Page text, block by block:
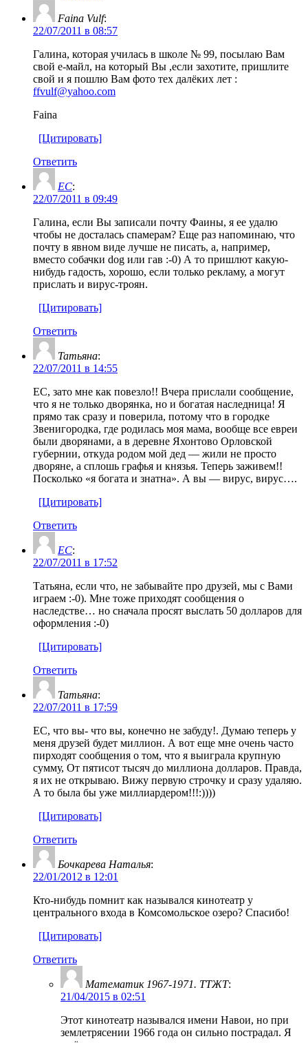
Faina Vulf:
22/07/2011 в 08:57
Галина, которая училась в школе № 99, посылаю Вам
свой е-майл, на который Вы ,если захотите, пришлите
свой и я пошлю Вам фото тех далёких лет :
ffvulf@yahoo.com
Faina
[Цитировать]
Ответить
ЕС:
22/07/2011 в 09:49
Галина, если Вы записали почту Фаины, я ее удалю
чтобы не досталась спамерам? Еще раз напоминаю, что
почту в явном виде лучше не писать, а, например,
вместо собачки dog или гав :-0) А то пришлют какую-
нибудь гадость, хорошо, если только рекламу, а могут
прислать и вирус-троян.
[Цитировать]
Ответить
Татьяна:
22/07/2011 в 14:55
ЕС, зато мне как повезло!! Вчера прислали сообщение,
что я не только дворянка, но и богатая наследница! Я
прямо так сразу и поверила, потому что в городке
Звенигородка, где родилась моя мама, вообще все евреи
были дворянами, а в деревне Яхонтово Орловской
губернии, откуда родом мой дед — жили не просто
дворяне, а сплошь графья и князья. Теперь заживем!!
Посколько «я богата и знатна». А вы — вирус, вирус….
[Цитировать]
Ответить
ЕС:
22/07/2011 в 17:52
Татьяна, если что, не забывайте про друзей, мы с Вами
играем :-0). Мне тоже приходят сообщения о
наследстве… но сначала просят выслать 50 долларов для
оформления :-0)
[Цитировать]
Ответить
Татьяна:
22/07/2011 в 17:59
ЕС, что вы- что вы, конечно не забуду!. Думаю теперь у
меня друзей будет миллион. А вот еще мне очень часто
пирходят сообщения о том, что я выиграла крупную
сумму, От пятисот тысяч до миллиона долларов. Правда,
я их не открываю. Вижу первую строчку и сразу удаляю.
А то была бы уже миллиардером!!!:))))
[Цитировать]
Ответить
Бочкарева Наталья:
22/01/2012 в 12:01
Кто-нибудь помнит как назывался кинотеатр у
центрального входа в Комсомольское озеро? Спасибо!
[Цитировать]
Ответить
Математик 1967-1971. ТТЖТ:
21/04/2015 в 02:51
Этот кинотеатр назывался имени Навои, но при
землетрясении 1966 года он сильно пострадал. Я